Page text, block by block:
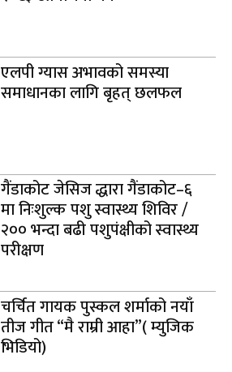
एलपी ग्यास अभावको समस्या
समाधानका लागि बृहत् छलफल
गैंडाकोट जेसिज द्धारा गैंडाकोट–६
मा निःशुल्क पशु स्वास्थ्य शिविर /
२०० भन्दा बढी पशुपंक्षीको स्वास्थ्य
परीक्षण
चर्चित गायक पुस्कल शर्माको नयाँ
तीज गीत “मै राम्री आहा”( म्युजिक
भिडियो)